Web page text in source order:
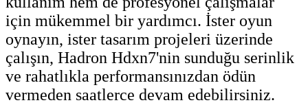
için mükemmel bir yardımcı. İster oyun
oynayın, ister tasarım projeleri üzerinde
çalışın, Hadron Hdxn7'nin sunduğu serinlik
ve rahatlıkla performansınızdan ödün
vermeden saatlerce devam edebilirsiniz.